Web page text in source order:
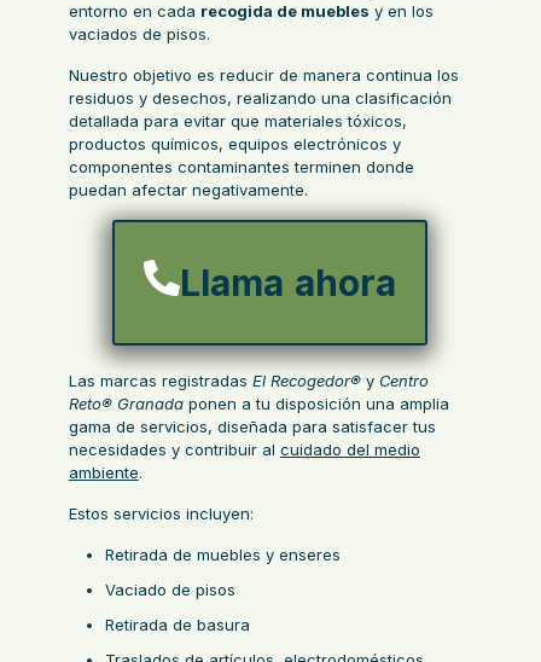
entorno en cada recogida de muebles y en los
vaciados de pisos.
Nuestro objetivo es reducir de manera continua los
residuos y desechos, realizando una clasificación
detallada para evitar que materiales tóxicos,
productos químicos, equipos electrónicos y
componentes contaminantes terminen donde
puedan afectar negativamente.
Llama ahora
Las marcas registradas El Recogedor®y Centro
Reto® Granadaponen a tu disposición una amplia
gama de servicios, diseñada para satisfacer tus
necesidades y contribuir al cuidado del medio
ambiente.
Estos servicios incluyen:
Retirada de muebles y enseres
Vaciado de pisos
Retirada de basura